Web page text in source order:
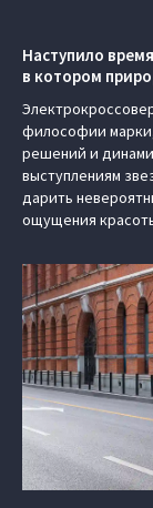
Наступило
в котором
философии
решений и
выступлениям
дарить
ощущения